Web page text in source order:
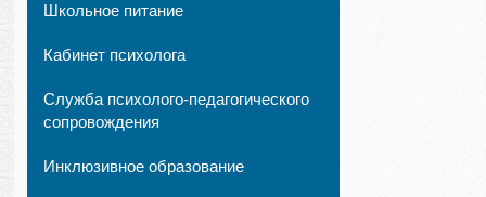
Школьное питание
Кабинет психолога
Служба психолого-педагогического
сопровождения
Инклюзивное образование